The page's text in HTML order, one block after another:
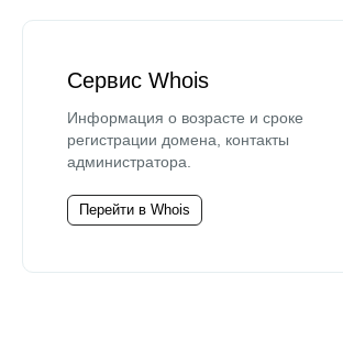
Сервис Whois
Информация о возрасте и сроке
регистрации домена, контакты
администратора.
Перейти в Whois